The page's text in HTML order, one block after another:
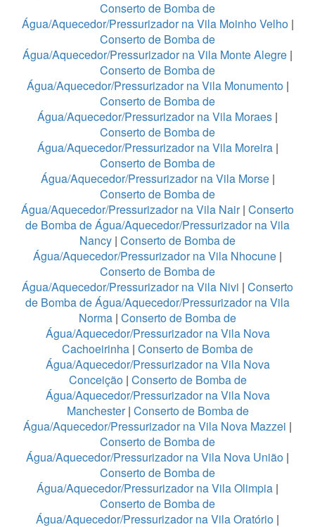
Conserto de Bomba de
Água/Aquecedor/Pressurizador na Vila Moinho Velho|
Conserto de Bomba de
Água/Aquecedor/Pressurizador na Vila Monte Alegre |
Conserto de Bomba de
Água/Aquecedor/Pressurizador na Vila Monumento|
Conserto de Bomba de
Água/Aquecedor/Pressurizador na Vila Moraes |
Conserto de Bomba de
Água/Aquecedor/Pressurizador na Vila Moreira|
Conserto de Bomba de
Água/Aquecedor/Pressurizador na Vila Morse|
Conserto de Bomba de
Água/Aquecedor/Pressurizador na Vila Nair| Conserto
de Bomba de Água/Aquecedor/Pressurizador na Vila
Nancy | Conserto de Bomba de
Água/Aquecedor/Pressurizador na Vila Nhocune |
Conserto de Bomba de
Água/Aquecedor/Pressurizador na Vila Nivi | Conserto
de Bomba de Água/Aquecedor/Pressurizador na Vila
Norma | Conserto de Bomba de
Água/Aquecedor/Pressurizador na Vila Nova
Cachoeirinha | Conserto de Bomba de
Água/Aquecedor/Pressurizador na Vila Nova
Conceição| Conserto de Bomba de
Água/Aquecedor/Pressurizador na Vila Nova
Manchester| Conserto de Bomba de
Água/Aquecedor/Pressurizador na Vila Nova Mazzei |
Conserto de Bomba de
Água/Aquecedor/Pressurizador na Vila Nova União |
Conserto de Bomba de
Água/Aquecedor/Pressurizador na Vila Olimpia |
Conserto de Bomba de
Água/Aquecedor/Pressurizador na Vila Oratório |